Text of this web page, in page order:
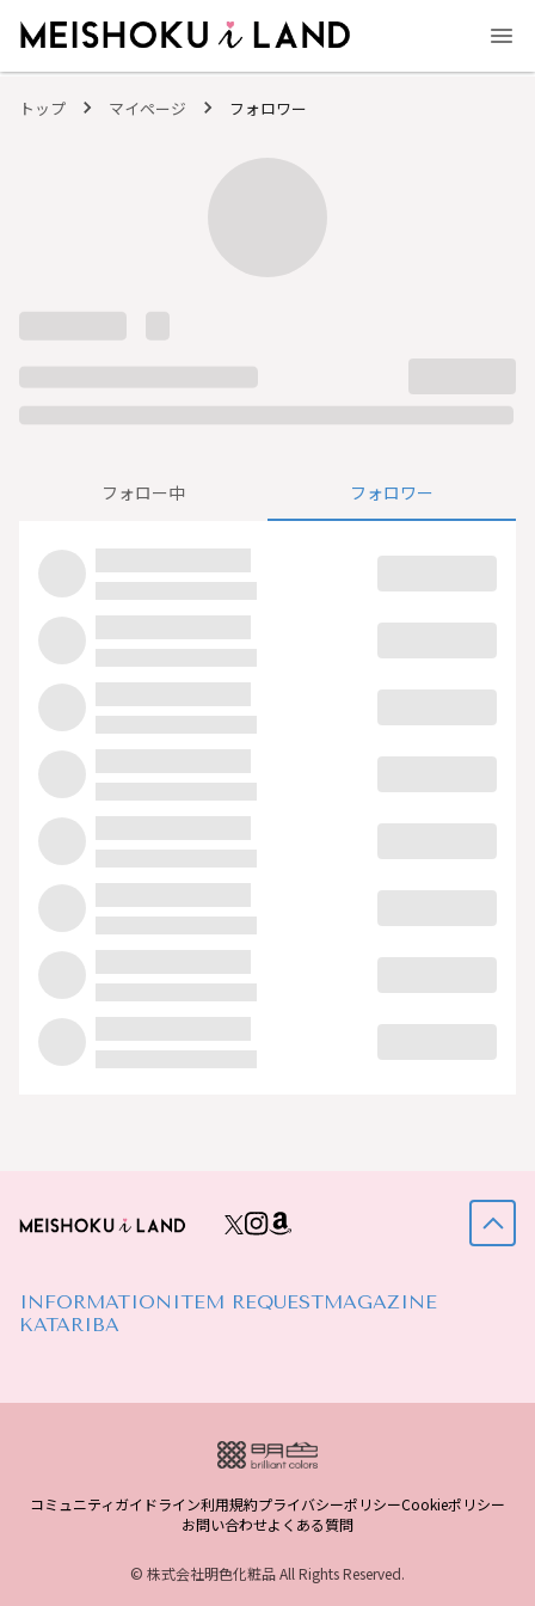
トップ マイページ フォロワー
フォロー中 フォロワー
INFORMATION ITEM REQUESTMAGAZINE
KATARIBA
コミュニティガイドライン利用規約プライバシーポリシーCookieポリシー
お問い合わせよくある質問
© 株式会社明色化粧品 All Rights Reserved.